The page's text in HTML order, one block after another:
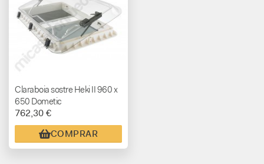
Claraboia sostre Heki II 960 x
650 Dometic
762,30 €
COMPRAR